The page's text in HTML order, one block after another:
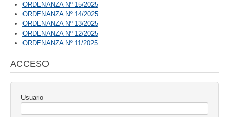
ORDENANZA Nº 15/2025
ORDENANZA Nº 14/2025
ORDENANZA Nº 13/2025
ORDENANZA Nº 12/2025
ORDENANZA Nº 11/2025
ACCESO
Usuario